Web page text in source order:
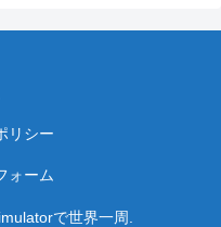
リシー
ォーム
で世界一周.